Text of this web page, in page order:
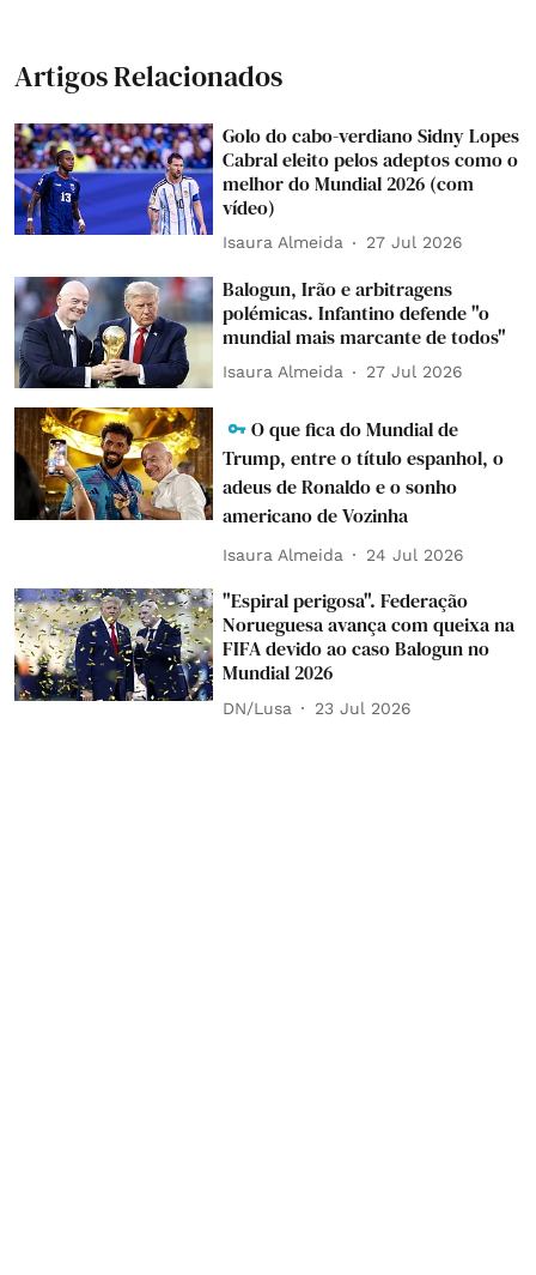
Artigos Relacionados
Golo do cabo-verdiano Sidny Lopes
Cabral eleito pelos adeptos como o
melhor do Mundial 2026 (com
vídeo)
Isaura Almeida 27 Jul 2026
Balogun, Irão e arbitragens
polémicas. Infantino defende "o
mundial mais marcante de todos"
Isaura Almeida 27 Jul 2026
O que fica do Mundial de
Trump, entre o título espanhol, o
adeus de Ronaldo e o sonho
americano de Vozinha
Isaura Almeida 24 Jul 2026
"Espiral perigosa". Federação
Norueguesa avança com queixa na
FIFA devido ao caso Balogun no
Mundial 2026
DN/Lusa 23 Jul 2026